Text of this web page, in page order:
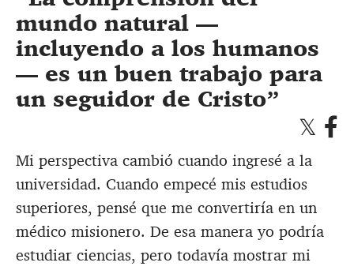
mundo natural —
incluyendo a los humanos
— es un buen trabajo para
un seguidor de Cristo
Mi perspectiva cambió cuando ingresé a la
universidad. Cuando empecé mis estudios
superiores, pensé que me convertiría en un
médico misionero. De esa manera yo podría
estudiar ciencias, pero todavía mostrar mi